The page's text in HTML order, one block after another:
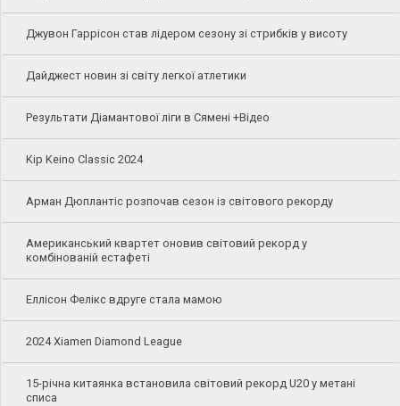
Джувон Гаррісон став лідером сезону зі стрибків у висоту
Дайджест новин зі світу легкої атлетики
Результати Діамантової ліги в Сямені +Відео
Kip Keino Classic 2024
Арман Дюплантіс розпочав сезон із світового рекорду
Американський квартет оновив світовий рекорд у
комбінованій естафеті
Еллісон Фелікс вдруге стала мамою
2024 Xiamen Diamond League
15-річна китаянка встановила світовий рекорд U20 у метані
списа